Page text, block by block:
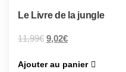
Le Livre de la jungle
11,99€ 9,02€
Ajouter au panier